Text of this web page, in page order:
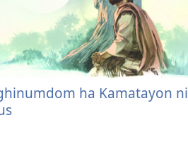
ha Kamatayon ni